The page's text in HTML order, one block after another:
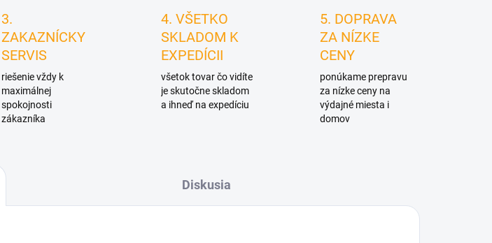
3.
ZAKAZNÍCKY
SERVIS
riešenie vždy k
maximálnej
spokojnosti
zákazníka
4. VŠETKO
SKLADOM K
EXPEDÍCII
všetok tovar čo vidíte
je skutočne skladom
a ihneď na expedíciu
5. DOPRAVA
ZA NÍZKE
CENY
ponúkame prepravu
za nízke ceny na
výdajné miesta i
domov
Diskusia